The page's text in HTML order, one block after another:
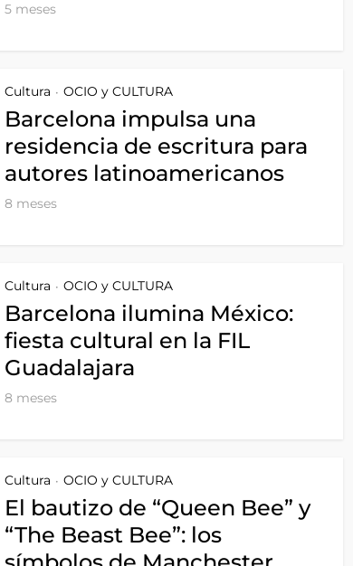
5 meses
Cultura • OCIO y CULTURA
Barcelona impulsa una
residencia de escritura para
autores latinoamericanos
8 meses
Cultura • OCIO y CULTURA
Barcelona ilumina México:
fiesta cultural en la FIL
Guadalajara
8 meses
Cultura • OCIO y CULTURA
El bautizo de “Queen Bee” y
“The Beast Bee”: los